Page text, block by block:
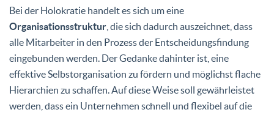
Bei der Holokratie handelt es sich um eine
Organisationsstruktur , die sich dadurch auszeichnet, dass
alle Mitarbeiter in den Prozess der Entscheidungsfindung
eingebunden werden. Der Gedanke dahinter ist, eine
effektive Selbstorganisation zu fördern und möglichst flache
Hierarchien zu schaffen. Auf diese Weise soll gewährleistet
werden, dass ein Unternehmen schnell und flexibel auf die